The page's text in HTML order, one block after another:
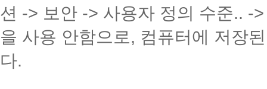
션 -> 보안 -> 사용자 정의 수준.. -
을 사용 안함으로, 컴퓨터에 저장
다.